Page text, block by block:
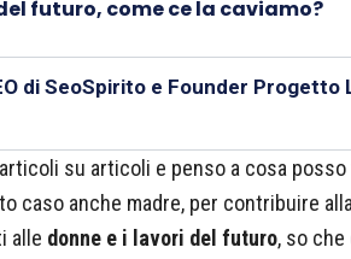
futuro, come ce la caviamo?
di SeoSpirito e Founder Progetto
su articoli e penso a cosa posso
caso anche madre, per contribuire
alle donne e i lavori del futuro, so